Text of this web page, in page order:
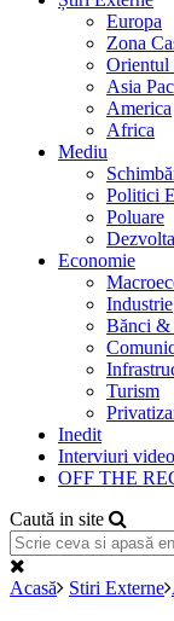
Europa
Zona
Asia
America
Africa
Mediu
Politici
Poluare
Economie
Industrie
Bănci &
Turism
Inedit
Interviuri video
OFF THE
Caută in site
Acasă Stiri Externe